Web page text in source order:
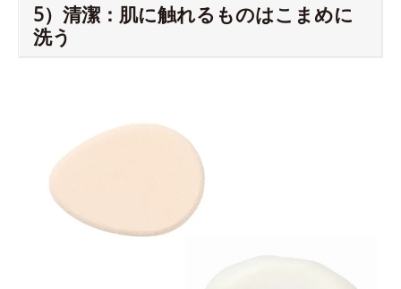
5）清潔：肌に触れるものはこまめに
洗う